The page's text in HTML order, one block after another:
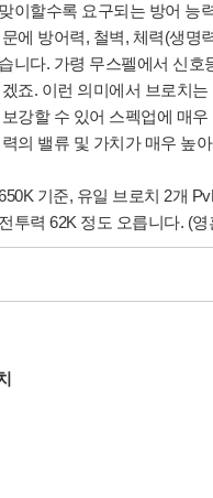
이할수록 요구되는 방어 능
에 방어력, 철벽, 체력(생명
니다. 가령 무스펠에서 신호
죠. 이런 의미에서 브로치는
강할 수 있어 스펙업에 매우
의 밸류 및 가치가 매우 높
기준, 유일 브로치 2개
투력 62K 정도 오릅니다. (영